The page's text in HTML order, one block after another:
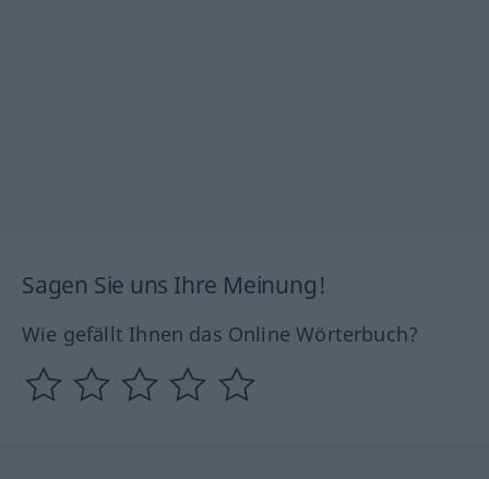
Sagen Sie uns Ihre Meinung!
Wie gefällt Ihnen das Online Wörterbuch?